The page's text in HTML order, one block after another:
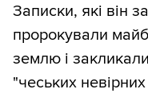
Записки, які він
пророкували
землю і
"чеських